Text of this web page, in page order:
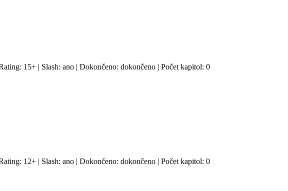
15+ | Slash: ano | Dokončeno: dokončeno | Počet kapitol: 0
12+ | Slash: ano | Dokončeno: dokončeno | Počet kapitol: 0